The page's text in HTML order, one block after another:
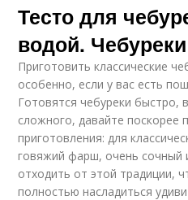
Тесто для
водой.
Приготовить классические
особенно, если у вас есть
Готовятся чебуреки быстро,
сложного, давайте поскорее
приготовления: для
говяжий фарш, очень сочный
отходить от этой традиции,
полностью насладиться